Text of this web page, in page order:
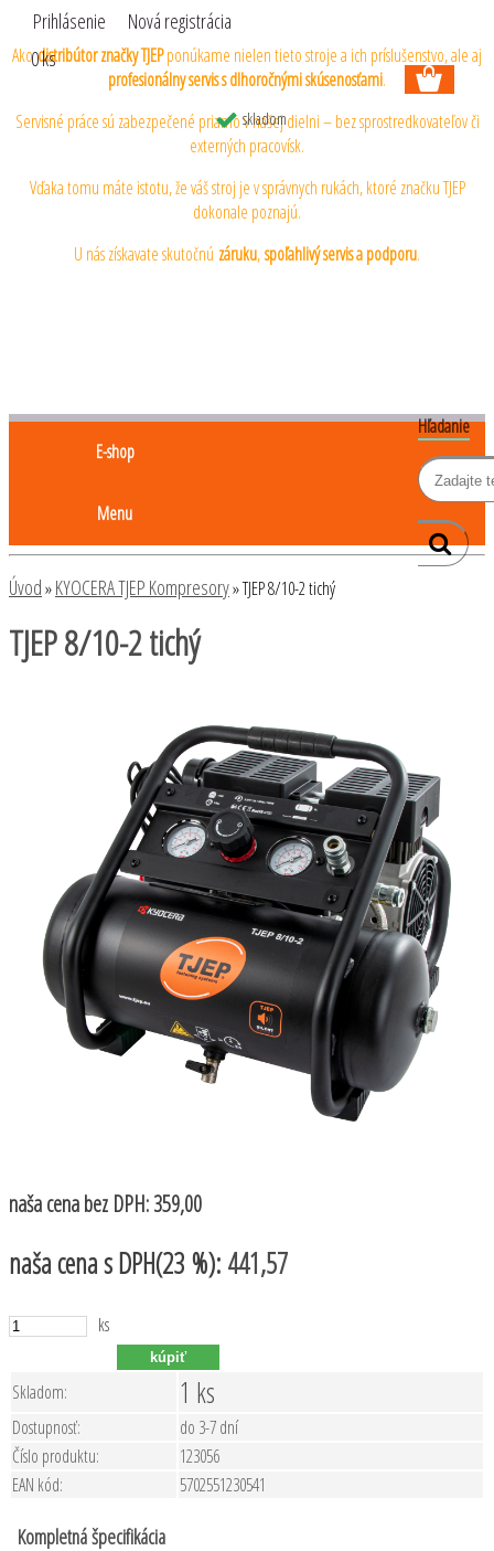
Akodistribútor značky TJEPponúkame nielen tieto stroje a ich príslušenstvo, ale aj
profesionálny servis s dlhoročnými skúsenosťami.
Servisné práce sú zabezpečené priamo v našej dielni – bez sprostredkovateľov či
externých pracovísk.
Vďaka tomu máte istotu, že váš stroj je v správnych rukách, ktoré značku TJEP
dokonale poznajú.
U nás získavate skutočnú záruku,spoľahlivý servis a podporu.
Hľadanie
Prihlásenie
Nová registrácia
0 ks
E-shop
Menu
Úvod»KYOCERA TJEP Kompresory»TJEP 8/10-2 tichý
TJEP 8/10-2 tichý
skladom
naša cenabez DPH:359,00
naša cenas DPH(23 %): 441,57
ks
Skladom: 1 ks
Dostupnosť:
do 3-7 dní
Číslo produktu:
123056
EAN kód:
5702551230541
Kompletná špecifikácia